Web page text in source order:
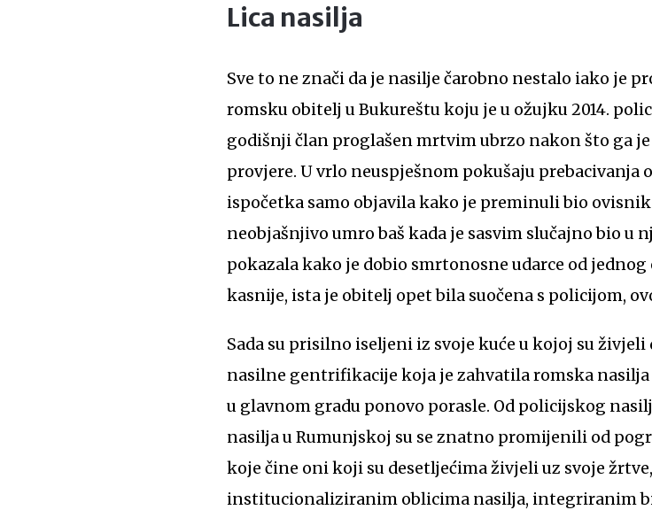
Lica nasilja
Sve to ne znači da je nasilje čarobno nestalo iako je
romsku obitelj u Bukureštu koju je u ožujku 2014.
godišnji član proglašen mrtvim ubrzo nakon što ga
provjere. U vrlo neuspješnom pokušaju prebacivanja
ispočetka samo objavila kako je preminuli bio
neobjašnjivo umro baš kada je sasvim slučajno bio u
pokazala kako je dobio smrtonosne udarce od
kasnije, ista je obitelj opet bila suočena s policijom,
Sada su prisilno iseljeni iz svoje kuće u kojoj su
nasilne gentrifikacije koja je zahvatila romska
u glavnom gradu ponovo porasle. Od policijskog
nasilja u Rumunjskoj su se znatno promijenili od
koje čine oni koji su desetljećima živjeli uz svoje
institucionaliziranim oblicima nasilja, integriranim